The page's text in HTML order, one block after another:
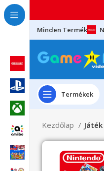
Minden Termék
Termékek
Kezdőlap